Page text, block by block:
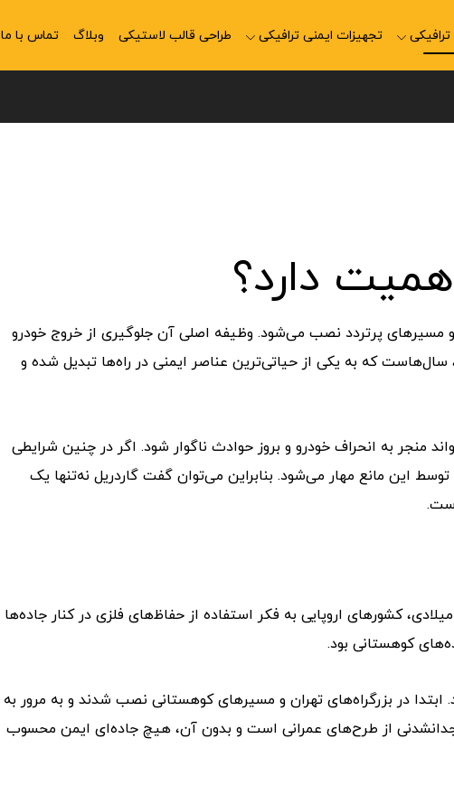
تجهیزات ایمنی ترافیکی طراحی قالب لاستیکی وبلاگ تماس با ما
دارد؟
مسیرهای پرتردد نصب می‌شود. وظیفه اصلی آن جلوگیری از خروج خودرو
که به یکی از حیاتی‌ترین عناصر ایمنی در راه‌ها تبدیل شده و
منجر به انحراف خودرو و بروز حوادث ناگوار شود. اگر در چنین شرایطی
این مانع مهار می‌شود. بنابراین می‌توان گفت گاردریل نه‌تنها یک
استفاده از گاردریل سابقه‌ای طولانی دارد. نخستین بار در دهه ۱۹۳۰ میلادی، کشورهای اروپایی به فکر استفاده از حفاظ‌های فلزی در کنار جاده‌ها
کوهستانی بود.
راه‌سازی شدند. ابتدا در بزرگراه‌های تهران و مسیرهای کوهستانی نصب شدند و به مرور به
از طرح‌های عمرانی است و بدون آن، هیچ جاده‌ای ایمن محسوب